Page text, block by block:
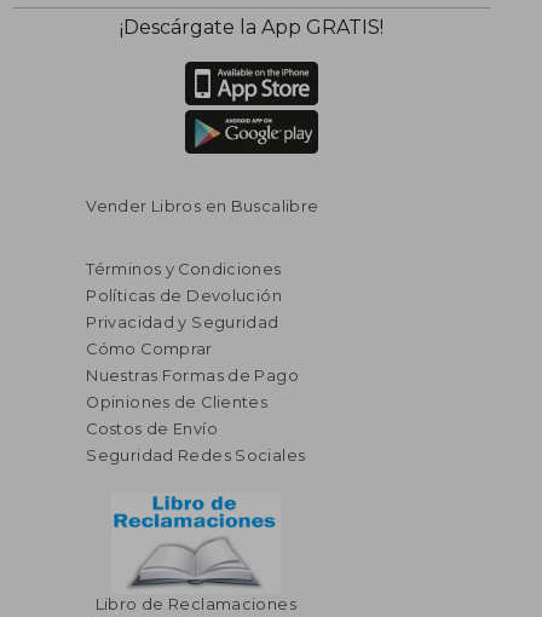
¡Descárgate la App GRATIS!
Vender Libros en Buscalibre
Términos y Condiciones
Políticas de Devolución
Privacidad y Seguridad
Cómo Comprar
Nuestras Formas de Pago
Opiniones de Clientes
Costos de Envío
Seguridad Redes Sociales
Libro de Reclamaciones